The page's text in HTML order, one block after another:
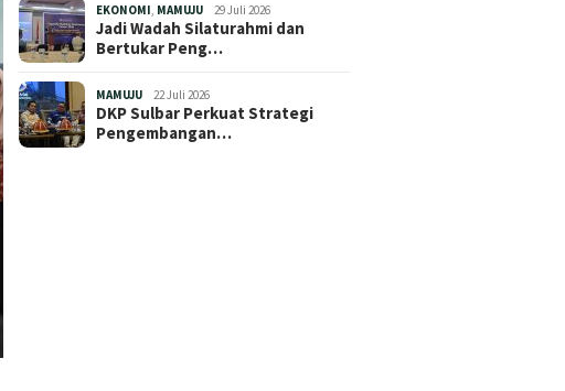
EKONOMI MAMUJU 29 Juli 2026
Jadi Wadah Silaturahmi dan
Bertukar Peng…
MAMUJU 22 Juli 2026
DKP Sulbar Perkuat Strategi
Pengembangan…